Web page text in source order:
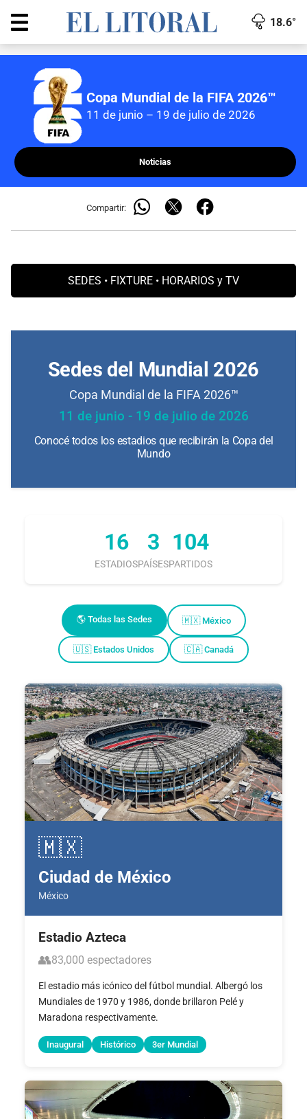
18.6°
Copa Mundial de la FIFA 2026™
11 de junio – 19 de julio de 2026
Noticias
Compartir:
SEDES • FIXTURE • HORARIOS y TV
Sedes del Mundial 2026
Copa Mundial de la FIFA 2026™
11 de junio - 19 de julio de 2026
Conocé todos los estadios que recibirán la Copa del
Mundo
16
ESTADIOS
3
PAÍSES
104
PARTIDOS
🌎 Todas las Sedes 🇲🇽 México
🇺🇸 Estados Unidos 🇨🇦 Canadá
🇲🇽
Ciudad de México
México
Estadio Azteca
👥83,000 espectadores
El estadio más icónico del fútbol mundial. Albergó los
Mundiales de 1970 y 1986, donde brillaron Pelé y
Maradona respectivamente.
Inaugural Histórico 3er Mundial